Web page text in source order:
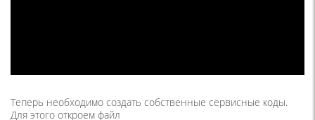
Теперь необходимо создать собственные сервисные коды.
Для этого откроем файл